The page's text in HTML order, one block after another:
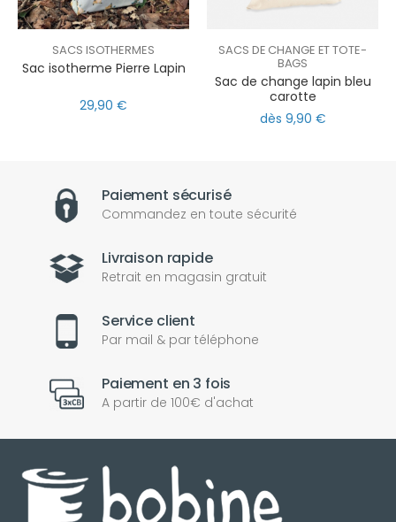
SACS ISOTHERMES
Sac isotherme Pierre Lapin
29,90 €
SACS DE CHANGE ET TOTE-
BAGS
Sac de change lapin bleu
carotte
dès 9,90 €
Paiement sécurisé
Commandez en toute sécurité
Livraison rapide
Retrait en magasin gratuit
Service client
Par mail & par téléphone
Paiement en 3 fois
A partir de 100€ d'achat